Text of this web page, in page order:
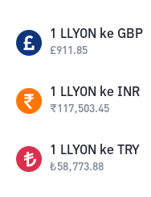
1 LLYON ke GBP
£911.85
1 LLYON ke INR
₹117,503.45
1 LLYON ke TRY
₺58,773.88